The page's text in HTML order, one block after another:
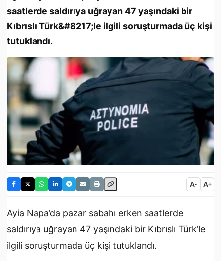
saatlerde saldırıya uğrayan 47 yaşındaki bir
Kıbrıslı Türk&#8217;le ilgili soruşturmada üç kişi
tutuklandı.
A- A+
Ayia Napa’da pazar sabahı erken saatlerde
saldırıya uğrayan 47 yaşındaki bir Kıbrıslı Türk’le
ilgili soruşturmada üç kişi tutuklandı.